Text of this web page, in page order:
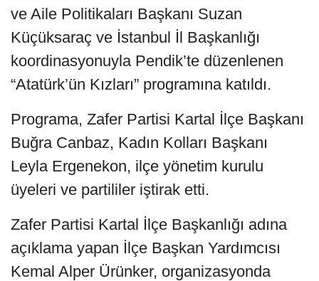
ve Aile Politikaları Başkanı Suzan
Küçüksaraç ve İstanbul İl Başkanlığı
koordinasyonuyla Pendik’te düzenlenen
“Atatürk’ün Kızları” programına katıldı.
Programa, Zafer Partisi Kartal İlçe Başkanı
Buğra Canbaz, Kadın Kolları Başkanı
Leyla Ergenekon, ilçe yönetim kurulu
üyeleri ve partililer iştirak etti.
Zafer Partisi Kartal İlçe Başkanlığı adına
açıklama yapan İlçe Başkan Yardımcısı
Kemal Alper Ürünker, organizasyonda